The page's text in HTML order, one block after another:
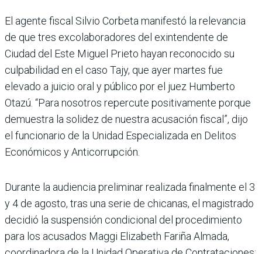
El agente fiscal Silvio Corbeta manifestó la relevancia
de que tres excolaboradores del exin­tendente de
Ciudad del Este Miguel Prieto hayan reco­nocido su
culpabilidad en el caso Tajy, que ayer mar­tes fue
elevado a juicio oral y público por el juez Hum­berto
Otazú. “Para nosotros repercute positivamente por­que
demuestra la solidez de nuestra acusación fiscal”, dijo
el funcionario de la Unidad Especializada en Delitos
Eco­nómicos y Anticorrupción.
Durante la audiencia preli­minar realizada finalmente el 3
y 4 de agosto, tras una serie de chicanas, el magis­trado
decidió la suspensión condicional del procedi­miento
para los acusados Maggi Elizabeth Fariña Almada,